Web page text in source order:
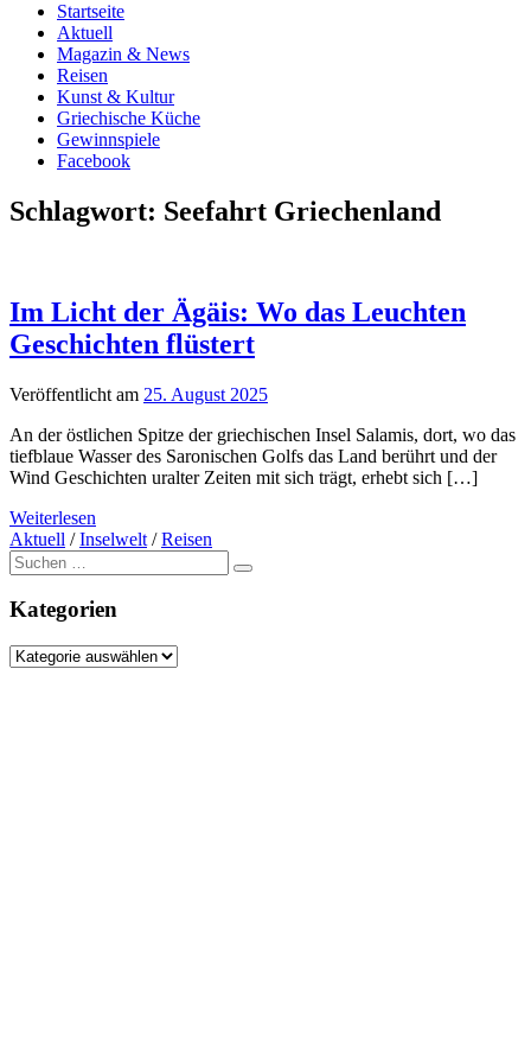
Startseite
Aktuell
Magazin & News
Reisen
Kunst & Kultur
Griechische Küche
Gewinnspiele
Facebook
Schlagwort: Seefahrt Griechenland
Im Licht der Ägäis: Wo das Leuchten
Geschichten flüstert
Veröffentlicht am 25. August 2025
An der östlichen Spitze der griechischen Insel Salamis, dort, wo das
tiefblaue Wasser des Saronischen Golfs das Land berührt und der
Wind Geschichten uralter Zeiten mit sich trägt, erhebt sich […]
Weiterlesen
Aktuell /Inselwelt /Reisen
Suche
nach:
Kategorien
Kategorien